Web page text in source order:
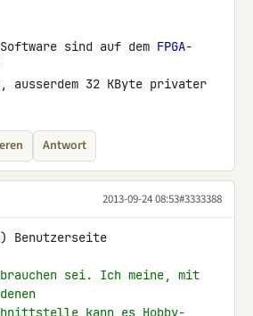
sind auf dem FPGA-
32 KByte privater
Antwort
2013-09-24 08:53#3333388
Benutzerseite
sei. Ich meine, mit
kann es Hobby-